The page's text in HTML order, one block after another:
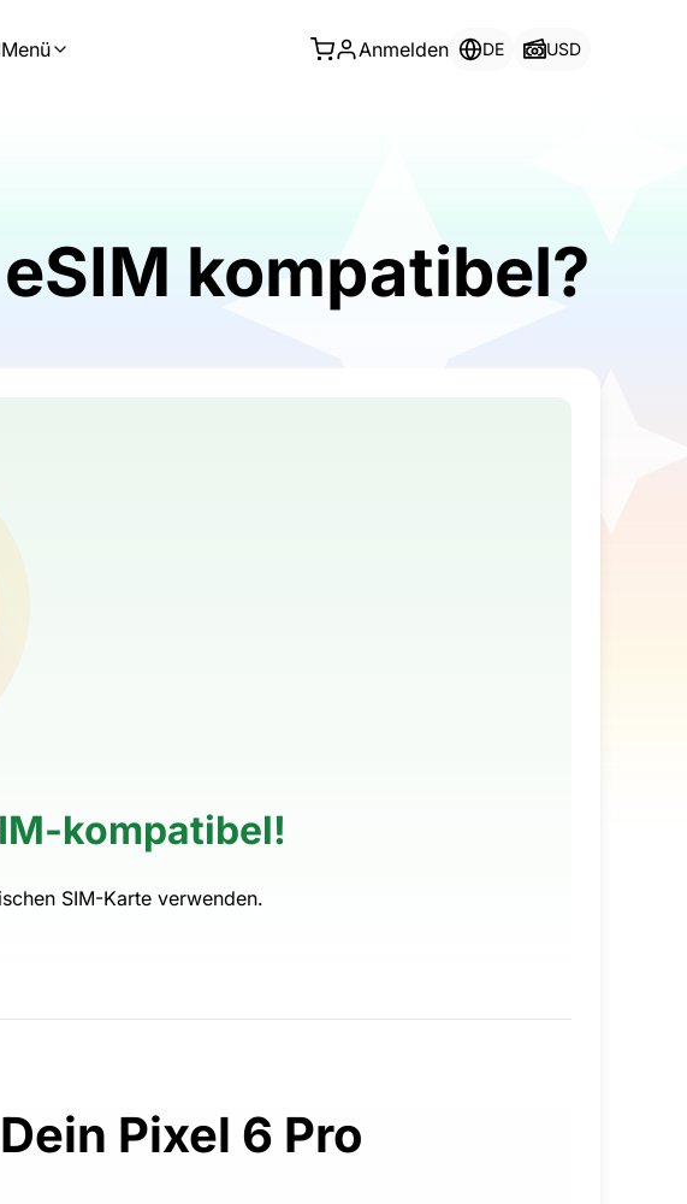
Menü Anmelden DE USD
kompatibel?
kompatibel!
SIM-Karte verwenden.
Pixel 6 Pro